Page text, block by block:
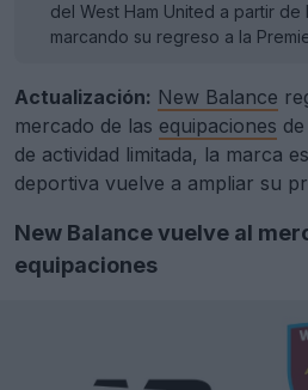
del West Ham United a partir de
marcando su regreso a la
Actualización: New Balance
mercado de las equipaciones
de actividad limitada, la marca
deportiva vuelve a ampliar su
New Balance vuelve al
equipaciones